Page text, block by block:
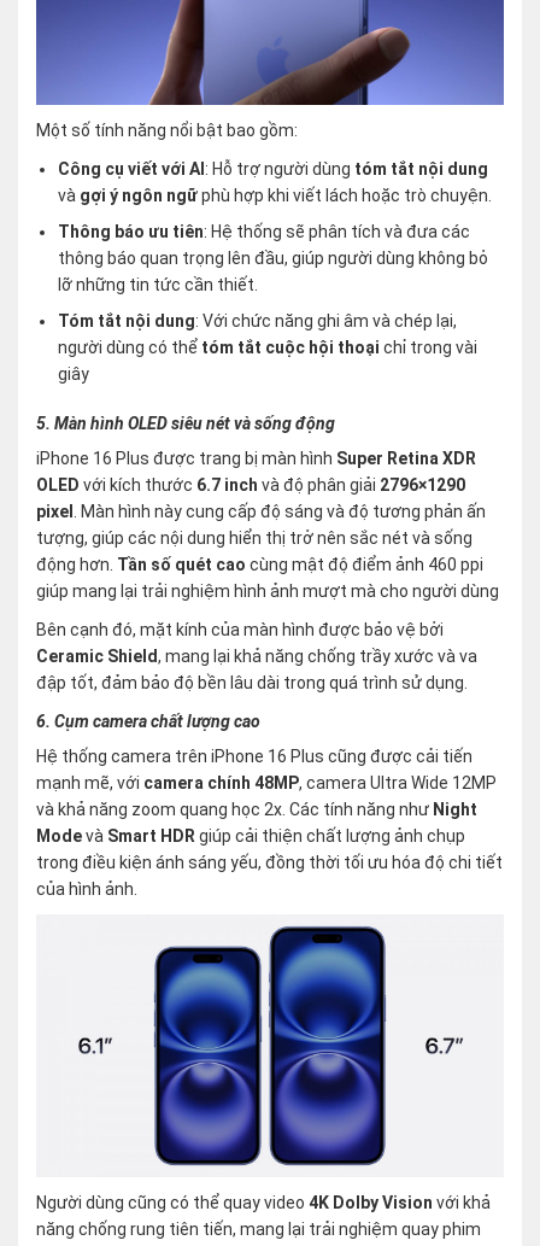
Một số tính năng nổi bật bao gồm:
Công cụ viết với AI : Hỗ trợ người dùng tóm tắt nội dung
và gợi ý ngôn ngữphù hợp khi viết lách hoặc trò chuyện.
Thông báo ưu tiên: Hệ thống sẽ phân tích và đưa các
thông báo quan trọng lên đầu, giúp người dùng không bỏ
lỡ những tin tức cần thiết.
Tóm tắt nội dung: Với chức năng ghi âm và chép lại,
người dùng có thể tóm tắt cuộc hội thoại chỉ trong vài
giây​
5. Màn hình OLED siêu nét và sống động
iPhone 16 Plus được trang bị màn hình Super Retina XDR
OLED với kích thước 6.7 inch và độ phân giải 2796×1290
pixel
. Màn hình này cung cấp độ sáng và độ tương phản ấn
tượng, giúp các nội dung hiển thị trở nên sắc nét và sống
động hơn. Tần số quét cao cùng mật độ điểm ảnh 460 ppi
giúp mang lại trải nghiệm hình ảnh mượt mà cho người dùng​
Bên cạnh đó, mặt kính của màn hình được bảo vệ bởi
Ceramic Shield, mang lại khả năng chống trầy xước và va
đập tốt, đảm bảo độ bền lâu dài trong quá trình sử dụng.
6. Cụm camera chất lượng cao
Hệ thống camera trên iPhone 16 Plus cũng được cải tiến
mạnh mẽ, với camera chính 48MP, camera Ultra Wide 12MP
và khả năng zoom quang học 2x. Các tính năng như Night
Modevà Smart HDR giúp cải thiện chất lượng ảnh chụp
trong điều kiện ánh sáng yếu, đồng thời tối ưu hóa độ chi tiết
của hình ảnh​.
Người dùng cũng có thể quay video 4K Dolby Vision với khả
năng chống rung tiên tiến, mang lại trải nghiệm quay phim